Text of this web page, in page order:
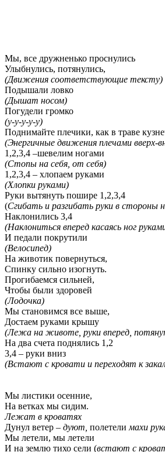
Мы, все дружненько проснулись
Улыбнулись, потянулись,
(Движения соответствующие тексту)
Подышали ловко
(Дышат носом)
Погудели громко
(у-у-у-у-у)
Поднимайте плечики, как в траве
(Энергичные движения плечами вверх-
1,2,3,4 –шевелим ногами
(Стопы на себя, от себя)
1,2,3,4 – хлопаем руками
(Хлопки руками)
Руки вытянуть пошире 1,2,3,4
(Сгибать и разгибать руки в стороны
Наклонились 3,4
(Наклониться вперед касаясь ног
И педали покрутили
(Велосипед)
На животик повернуться,
Спинку сильно изогнуть.
Прогибаемся сильней,
Чтобы были здоровей
(Лодочка)
Мы становимся все выше,
Достаем руками крышу
(Лежа на животе, руки вперед,
На два счета поднялись 1,2
3,4 – руки вниз
(Встают с кровати и переходят к
Мы листики осенние,
На ветках мы сидим.
Лежат в кроватях
Дунул ветер – дуют, полетели махи
Мы летели, мы летели
И на землю тихо сели (встают с